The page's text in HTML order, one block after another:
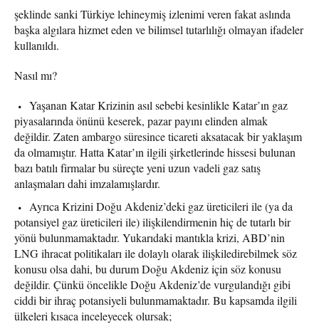
şeklinde sanki Türkiye lehineymiş izlenimi veren fakat aslında
başka algılara hizmet eden ve bilimsel tutarlılığı olmayan ifadeler
kullanıldı.
Nasıl mı?
Yaşanan Katar Krizinin asıl sebebi kesinlikle Katar’ın gaz
piyasalarında önünü keserek, pazar payını elinden almak
değildir. Zaten ambargo süresince ticareti aksatacak bir yaklaşım
da olmamıştır. Hatta Katar’ın ilgili şirketlerinde hissesi bulunan
bazı batılı firmalar bu süreçte yeni uzun vadeli gaz satış
anlaşmaları dahi imzalamışlardır.
Ayrıca Krizini Doğu Akdeniz’deki gaz üreticileri ile (ya da
potansiyel gaz üreticileri ile) ilişkilendirmenin hiç de tutarlı bir
yönü bulunmamaktadır. Yukarıdaki mantıkla krizi, ABD’nin
LNG ihracat politikaları ile dolaylı olarak ilişkiledirebilmek söz
konusu olsa dahi, bu durum Doğu Akdeniz için söz konusu
değildir. Çünkü öncelikle Doğu Akdeniz’de vurgulandığı gibi
ciddi bir ihraç potansiyeli bulunmamaktadır. Bu kapsamda ilgili
ülkeleri kısaca inceleyecek olursak;